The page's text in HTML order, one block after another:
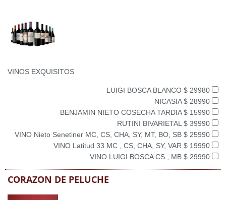
VINOS EXQUISITOS
LUIGI BOSCA BLANCO $ 29980
NICASIA $ 28990
BENJAMIN NIETO COSECHA TARDIA $ 15990
RUTINI BIVARIETAL $ 39990
VINO Nieto Senetiner MC, CS, CHA, SY, MT, BO, SB $ 25990
VINO Latitud 33 MC , CS, CHA, SY, VAR $ 19990
VINO LUIGI BOSCA CS , MB $ 29990
CORAZON DE PELUCHE